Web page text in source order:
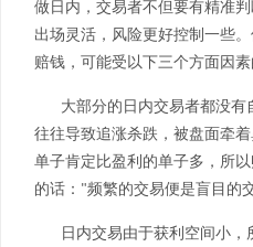
做日内，交易者不但要有精准
出场灵活，风险更好控制一些
赔钱，可能受以下三个方面因素
大部分的日内交易者都没
往往导致追涨杀跌，被盘面牵
单子肯定比盈利的单子多，所
的话： "频繁的交易便是盲目的
日内交易由于获利空间小